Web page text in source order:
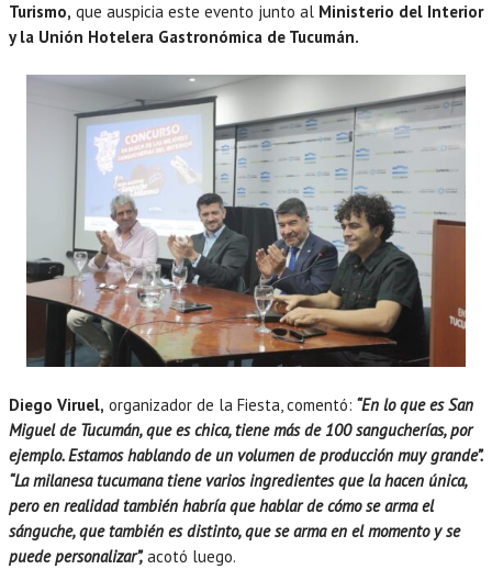
Turismo, que auspicia este evento junto al Ministerio del Interior
y la Unión Hotelera Gastronómica de Tucumán.
Diego Viruel, organizador de la Fiesta, comentó: “En lo que es San
Miguel de Tucumán, que es chica, tiene más de 100 sangucherías, por
ejemplo. Estamos hablando de un volumen de producción muy grande”.
“La milanesa tucumana tiene varios ingredientes que la hacen única,
pero en realidad también habría que hablar de cómo se arma el
sánguche, que también es distinto, que se arma en el momento y se
puede personalizar”,acotó luego.